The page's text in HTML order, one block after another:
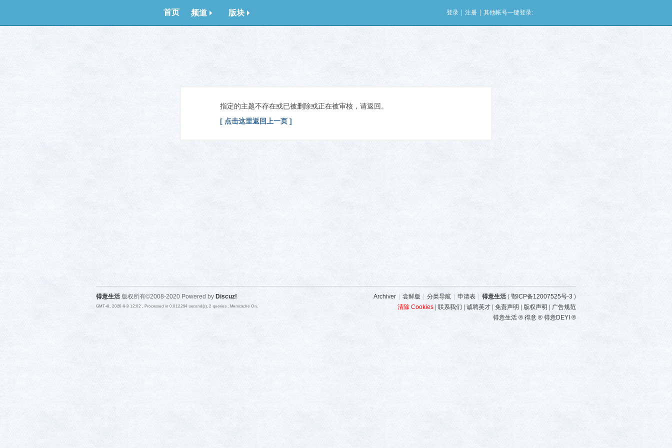
首页 频道 版块 登录 注册 其他帐号一键登录:
指定的主题不存在或已被删除或正在被审核，请返回。
[ 点击这里返回上一页 ]
Archiver 尝鲜版 分类导航 申请表 得意生活 ( 鄂ICP备12007525号-3 )
清除 Cookies
联系我们 诚聘英才 免责声明 版权声明
广告规范
得意生活 ® 得意 ® 得意DEYI ®
得意生活 版权所有©2008-2020 Powered by Discuz!
GMT+8, 2026-8-8 12:02 , Processed in 0.012294 second(s), 2 queries , Memcache On.